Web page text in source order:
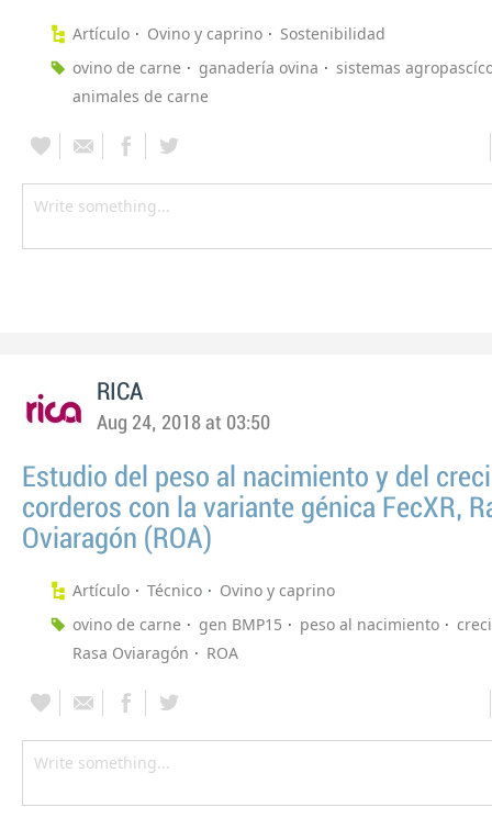
Artículo Ovino y caprino
Sostenibilidad
ovino de carne
ganadería ovina
sistemas
animales de carne
RICA
Aug 24, 2018 at 03:50
Estudio del peso al nacimiento y del
corderos con la variante génica FecXR,
Oviaragón (ROA)
Artículo Técnico
Ovino y caprino
ovino de carne
gen BMP15 peso al nacimiento
Rasa Oviaragón
ROA